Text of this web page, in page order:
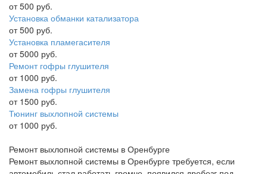
от 500 руб.
Установка обманки катализатора
от 500 руб.
Установка пламегасителя
от 5000 руб.
Ремонт гофры глушителя
от 1000 руб.
Замена гофры глушителя
от 1500 руб.
Тюнинг выхлопной системы
от 1000 руб.
Ремонт выхлопной системы в Оренбурге
Ремонт выхлопной системы в Оренбурге требуется, если